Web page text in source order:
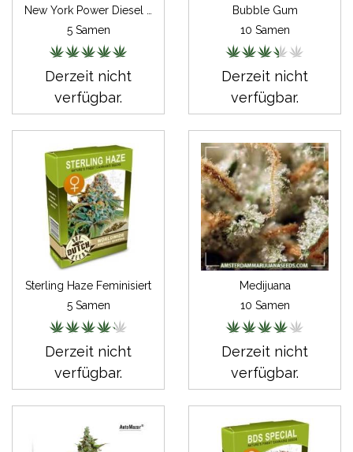
5 Samen
Derzeit nicht
verfügbar.
Bubble Gum
10 Samen
Derzeit nicht
verfügbar.
Sterling Haze Feminisiert
5 Samen
Derzeit nicht
verfügbar.
Medijuana
10 Samen
Derzeit nicht
verfügbar.